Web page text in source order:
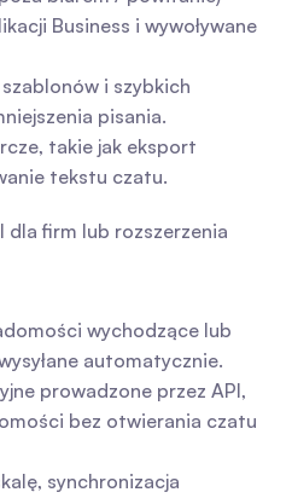
Business i wywoływane
i szybkich
pisania.
takie jak eksport
tekstu czatu.
dla firm lub rozszerzenia
wychodzące lub
automatycznie.
prowadzone przez API,
bez otwierania czatu
synchronizacja